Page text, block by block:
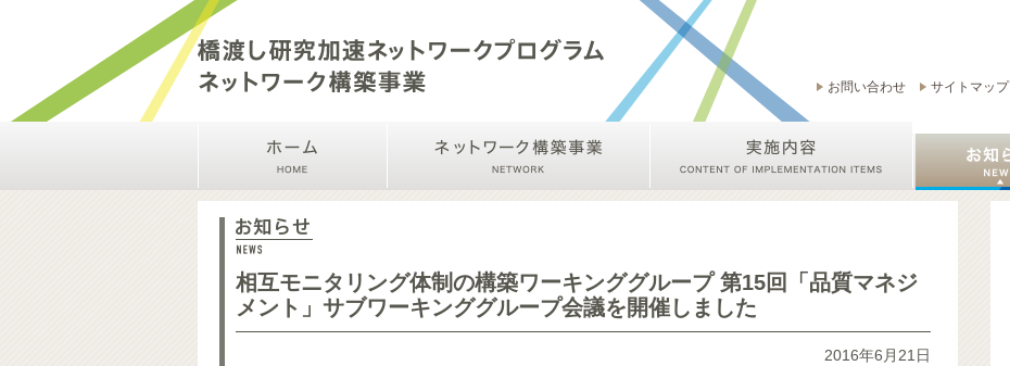
お問い合わせ サイトマップ
相互モニタリング体制の構築ワーキンググループ 第15回「品質マネジ
メント」サブワーキンググループ会議を開催しました
2016年6月21日